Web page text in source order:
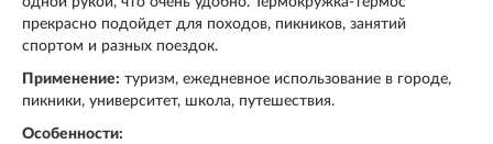
прекрасно подойдет для походов, пикников, занятий
спортом и разных поездок.
Применение: туризм, ежедневное использование в городе,
пикники, университет, школа, путешествия.
Особенности: